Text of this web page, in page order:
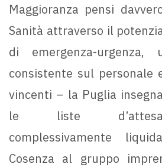
Maggioranza pensi
Sanità attraverso il
di emergenza-urgenza,
consistente sul personale
vincenti – la Puglia
le liste
complessivamente
Cosenza al gruppo